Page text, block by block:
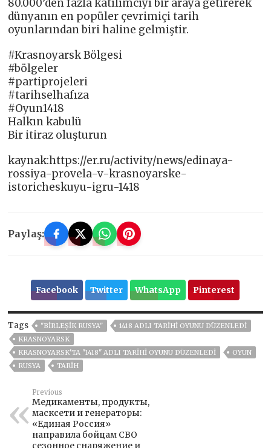
80.000’den fazla katılımcıyı bir araya getirerek
dünyanın en popüler çevrimiçi tarih
oyunlarından biri haline gelmiştir.
#Krasnoyarsk Bölgesi
#bölgeler
#partiprojeleri
#tarihselhafıza
#Oyun1418
Halkın kabulü
Bir itiraz oluşturun
kaynak:https://er.ru/activity/news/edinaya-
rossiya-provela-v-krasnoyarske-
istoricheskuyu-igru-1418
Paylaş:
Facebook Twitter WhatsApp Pinterest
Tags "BIRLEŞIK RUSYA"
1418 ​​ADLI TARIHI OYUNU DÜZENLEDI
KRASNOYARSK
KRASNOYARSK'TA "1418" ​​ADLI TARIHI OYUNU DÜZENLEDI
OYUN
RUSYA
TARİH
Previous
Медикаменты, продукты,
масксети и генераторы:
«Единая Россия»
направила бойцам СВО
сезонное снаряжение и